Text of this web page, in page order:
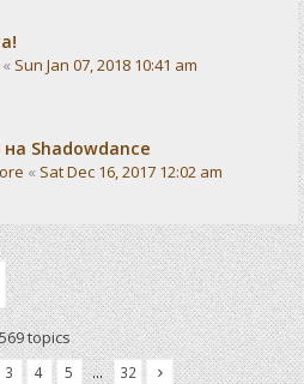
« Sun Jan 07, 2018 10:41 am
Shadowdance
« Sat Dec 16, 2017 12:02 am
topics
3 4 5 … 32